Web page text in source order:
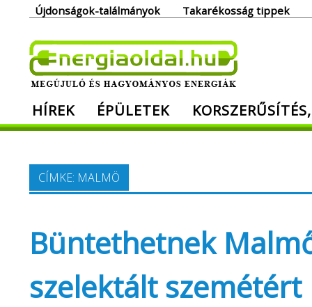
Újdonságok-találmányok Takarékosság tippek
Megújuló és hagyományos energiák.
HÍREK ÉPÜLETEK
CÍMKE: MALMÖ
Büntethetnek
szelektált szemétért